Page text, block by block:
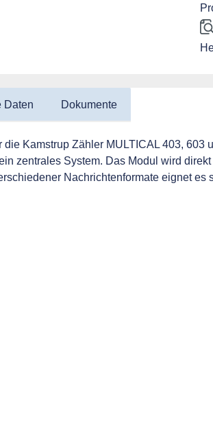
Daten Dokumente
Kamstrup Zähler MULTICAL 403,
zentrales System. Das Modul wird
Nachrichtenformate eignet